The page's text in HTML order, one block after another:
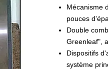
Mécanisme
pouces
Double
Greenleaf",
Dispositifs
système